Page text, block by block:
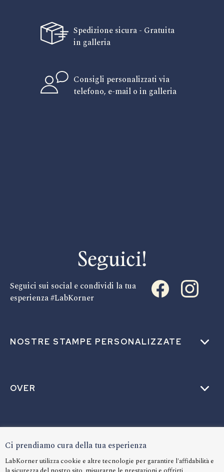
Spedizione sicura - Gratuita
in galleria
Consigli personalizzati via
telefono, e-mail o in galleria
NOSTRE STAMPE PERSONALIZZATE
OVER
Seguici!
Seguici sui social e condividi la tua
esperienza #LabKorner
Ci prendiamo cura della tua esperienza
LabKorner utilizza cookie e altre tecnologie per garantire l'affidabilità e